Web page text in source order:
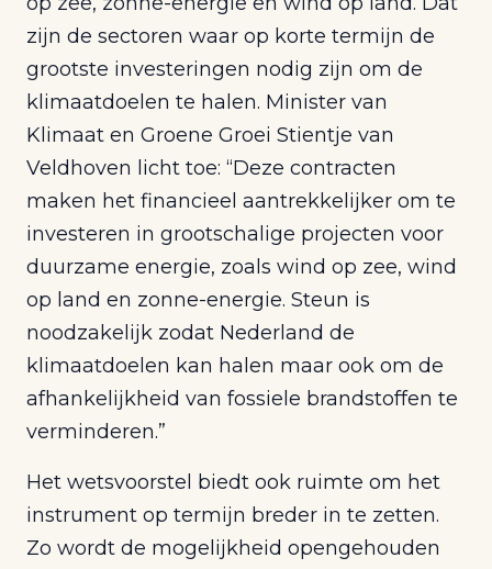
zijn de sectoren waar op korte termijn de
grootste investeringen nodig zijn om de
klimaatdoelen te halen. Minister van
Klimaat en Groene Groei Stientje van
Veldhoven licht toe: “Deze contracten
maken het financieel aantrekkelijker om te
investeren in grootschalige projecten voor
duurzame energie, zoals wind op zee, wind
op land en zonne-energie. Steun is
noodzakelijk zodat Nederland de
klimaatdoelen kan halen maar ook om de
afhankelijkheid van fossiele brandstoffen te
verminderen.”
Het wetsvoorstel biedt ook ruimte om het
instrument op termijn breder in te zetten.
Zo wordt de mogelijkheid opengehouden